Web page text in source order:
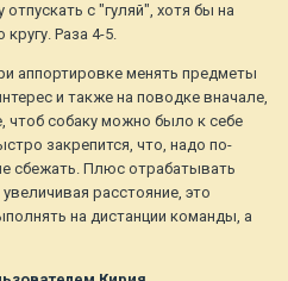
отпускать с "гуляй", хотя бы на
Раза 4-5.
аппортировке менять предметы
и также на поводке вначале,
чтоб собаку можно было к себе
закрепится, что, надо по-
сбежать. Плюс отрабатывать
расстояние, это
на дистанции команды, а